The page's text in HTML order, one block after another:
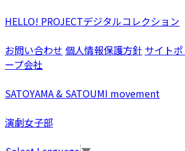
HELLO! PROJECTデジタルコレクション
お問い合わせ 個人情報保護方針 サイト
ープ会社
SATOYAMA & SATOUMI movement
演劇女子部